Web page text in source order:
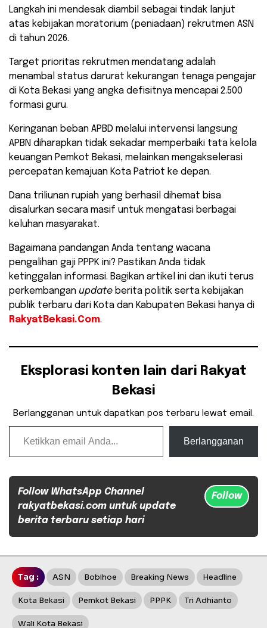
​Langkah ini mendesak diambil sebagai tindak lanjut
atas kebijakan moratorium (peniadaan) rekrutmen ASN
di tahun 2026.
Target prioritas rekrutmen mendatang adalah
menambal status darurat kekurangan tenaga pengajar
di Kota Bekasi yang angka defisitnya mencapai 2.500
formasi guru.
Keringanan beban APBD melalui intervensi langsung
APBN diharapkan tidak sekadar memperbaiki tata kelola
keuangan Pemkot Bekasi, melainkan mengakselerasi
percepatan kemajuan Kota Patriot ke depan.
Dana triliunan rupiah yang berhasil dihemat bisa
disalurkan secara masif untuk mengatasi berbagai
keluhan masyarakat.
​Bagaimana pandangan Anda tentang wacana
pengalihan gaji PPPK ini? Pastikan Anda tidak
ketinggalan informasi. Bagikan artikel ini dan ikuti terus
perkembangan update berita politik serta kebijakan
publik terbaru dari Kota dan Kabupaten Bekasi hanya di
RakyatBekasi.Com.
Eksplorasi konten lain dari Rakyat
Bekasi
Berlangganan untuk dapatkan pos terbaru lewat email.
Ketikkan email Anda...
Berlangganan
Follow WhatsApp Channel
rakyatbekasi.com untuk update
berita terbaru setiap hari
Follow
Tag : ASN Bobihoe Breaking News Headline
Kota Bekasi Pemkot Bekasi PPPK Tri Adhianto
Wali Kota Bekasi